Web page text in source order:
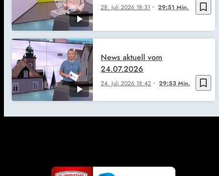
bookmark_border
28. Juli 2026 18:31 29:51 Min.
bookmark_border
24. Juli 2026 18:42 29:53 Min.
News aktuell vom
24.07.2026